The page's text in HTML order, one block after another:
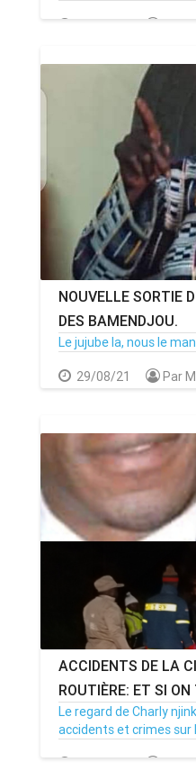
02/11/21 Par
NOUVELLE SORTIE
DES BAMENDJOU.
Le jujube la, nous le
29/08/21 Par
ACCIDENTS DE LA
ROUTIÈRE: ET SI
Le regard de Charly
accidents et crimes sur
20/06/21 Par